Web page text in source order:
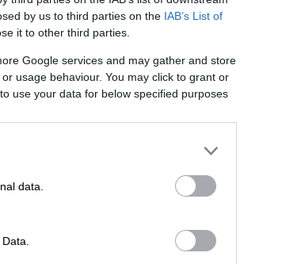
by us to third parties on the IAB’s List of
it to other third parties.
Google services and may gather and store
usage behaviour. You may click to grant or
use your data for below specified purposes
data.
δρόμου,
γέφυρα -